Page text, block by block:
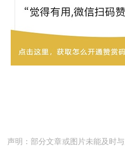
声明：部分文章或图片未能及时